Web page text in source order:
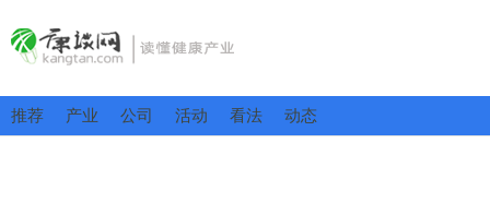
推荐 产业 公司 活动 看法 动态